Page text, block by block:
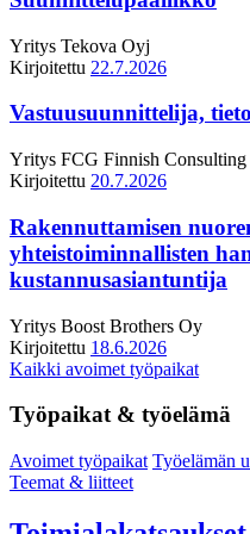
Yritys Tekova Oyj
Kirjoitettu 22.7.2026
Vastuusuunnittelija,
Yritys FCG Finnish
Kirjoitettu 20.7.2026
Rakennuttamisen
yhteistoiminnallisten
kustannusasiantuntija
Yritys Boost Brothers Oy
Kirjoitettu 18.6.2026
Kaikki avoimet työpaikat
Työpaikat & työelämä
Avoimet työpaikat Työelämän
Teemat & liitteet